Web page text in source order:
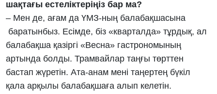
шақтағы естеліктеріңіз бар ма?
– Мен де, ағам да ҮМЗ-ның балабақшасына
баратынбыз. Есімде, біз «кварталда» тұрдық, ал
балабақша қазіргі «Весна» гастрономының
артында болды. Трамвайлар таңғы төрттен
бастап жүретін. Ата-анам мені таңертең бүкіл
қала арқылы балабақшаға алып келетін.